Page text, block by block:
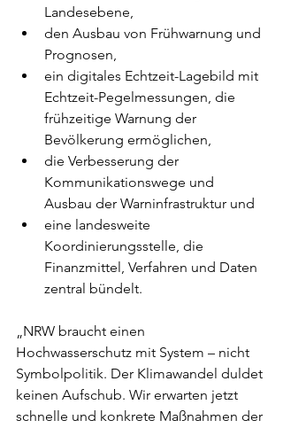
Landesebene,
den Ausbau von Frühwarnung und
Prognosen,
ein digitales Echtzeit-Lagebild mit
Echtzeit-Pegelmessungen, die
frühzeitige Warnung der
Bevölkerung ermöglichen,
die Verbesserung der
Kommunikationswege und
Ausbau der Warninfrastruktur und
eine landesweite
Koordinierungsstelle, die
Finanzmittel, Verfahren und Daten
zentral bündelt.
„NRW braucht einen
Hochwasserschutz mit System – nicht
Symbolpolitik. Der Klimawandel duldet
keinen Aufschub. Wir erwarten jetzt
schnelle und konkrete Maßnahmen der